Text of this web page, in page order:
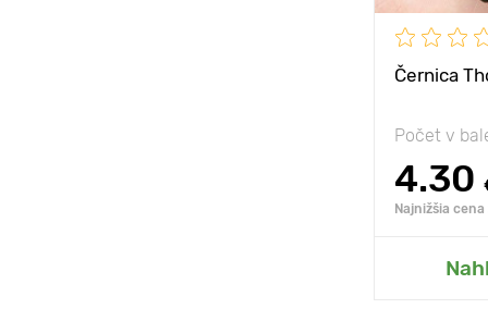
Černica
Počet v
4.30
Najnižšia